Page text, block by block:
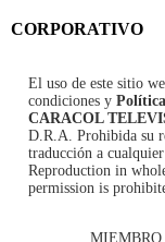
CORPORATIVO
El uso de este sitio
condiciones y
CARACOL
D.R.A. Prohibida su
traducción a
Reproduction in
permission is
MIEMBRO